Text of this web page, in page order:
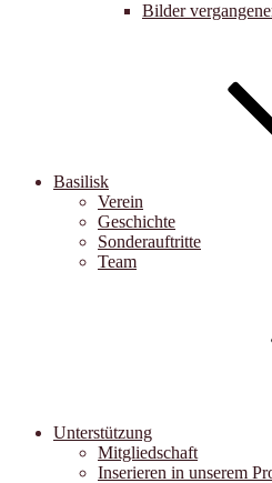
Bilder
Basilisk
Verein
Geschichte
Sonderauftritte
Team
Unterstützung
Mitgliedschaft
Inserieren in unserem